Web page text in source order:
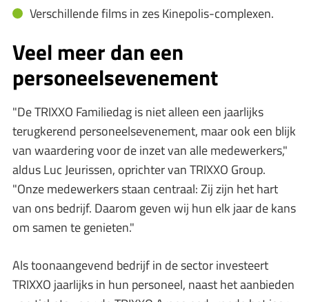
Verschillende films in zes Kinepolis-complexen.
Veel meer dan een
personeelsevenement
"De TRIXXO Familiedag is niet alleen een jaarlijks
terugkerend personeelsevenement, maar ook een blijk
van waardering voor de inzet van alle medewerkers,"
aldus Luc Jeurissen, oprichter van TRIXXO Group.
"Onze medewerkers staan centraal: Zij zijn het hart
van ons bedrijf. Daarom geven wij hun elk jaar de kans
om samen te genieten."
Als toonaangevend bedrijf in de sector investeert
TRIXXO jaarlijks in hun personeel, naast het aanbieden